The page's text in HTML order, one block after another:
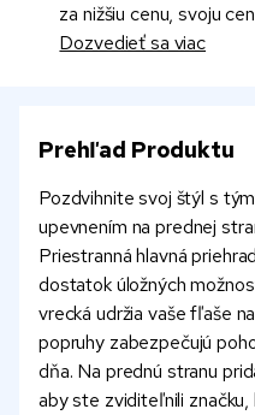
za nižšiu cenu, svoju
Dozvedieť sa viac
Prehľad Produktu
Pozdvihnite svoj štýl s
upevnením na prednej
Priestranná hlavná
dostatok úložných
vrecká udržia vaše fľaše
popruhy zabezpečujú
dňa. Na prednú stranu
aby ste zviditeľnili